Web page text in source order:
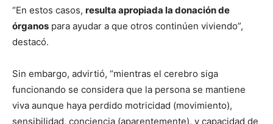
“En estos casos, resulta apropiada la donación de
órganos para ayudar a que otros continúen viviendo”,
destacó.
Sin embargo, advirtió, “mientras el cerebro siga
funcionando se considera que la persona se mantiene
viva aunque haya perdido motricidad (movimiento),
sensibilidad, conciencia (aparentemente), y capacidad de